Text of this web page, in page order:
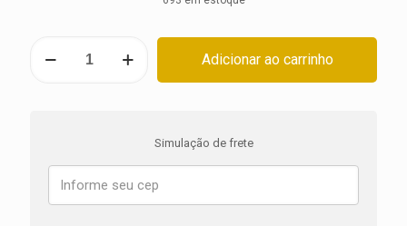
SPORT
ANO
Adicionar ao carrinho
Simulação de frete